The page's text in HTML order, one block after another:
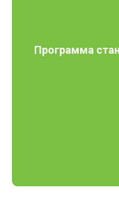
Программа